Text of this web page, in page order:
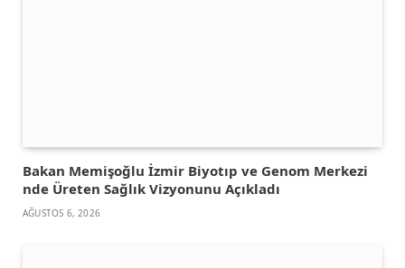
Bakan Memişoğlu İzmir Biyotıp ve Genom Merkezi
nde Üreten Sağlık Vizyonunu Açıkladı
AĞUSTOS 6, 2026